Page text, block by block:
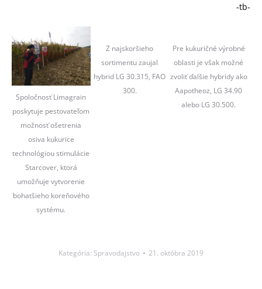
-tb-
Spoločnosť Limagrain
poskytuje pestovateľom
možnosť ošetrenia
osiva kukurice
technológiou stimulácie
Starcover, ktorá
umožňuje vytvorenie
bohatšieho koreňového
systému.
Z najskoršieho
sortimentu zaujal
hybrid LG 30.315, FAO
300.
Pre kukuričné výrobné
oblasti je však možné
zvoliť ďalšie hybridy ako
Aapotheoz, LG 34.90
alebo LG 30.500.
Kategória: Spravodajstvo 21. októbra 2019